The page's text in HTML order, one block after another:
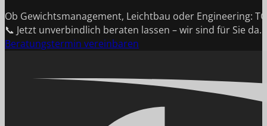
Ob Gewichtsmanagement, Leichtbau oder Engineering:
📞 Jetzt unverbindlich beraten lassen – wir sind für Sie da.
Beratungstermin vereinbaren